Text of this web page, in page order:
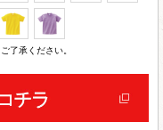
了承ください。